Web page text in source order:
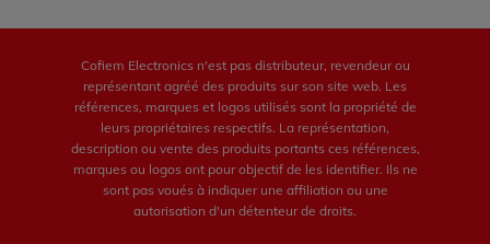
Cofiem Electronics n'est pas distributeur, revendeur ou
représentant agréé des produits sur son site web. Les
références, marques et logos utilisés sont la propriété de
leurs propriétaires respectifs. La représentation,
description ou vente des produits portants ces références,
marques ou logos ont pour objectif de les identifier. Ils ne
sont pas voués à indiquer une affiliation ou une
autorisation d'un détenteur de droits.